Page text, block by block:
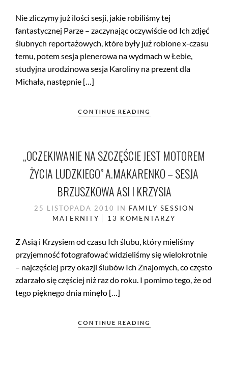
Nie zliczymy już ilości sesji, jakie robiliśmy tej
fantastycznej Parze – zaczynając oczywiście od Ich zdjęć
ślubnych reportażowych, które były już robione x-czasu
temu, potem sesja plenerowa na wydmach w Łebie,
studyjna urodzinowa sesja Karoliny na prezent dla
Michała, następnie […]
CONTINUE READING
„OCZEKIWANIE NA SZCZĘŚCIE JEST MOTOREM
ŻYCIA LUDZKIEGO” A.MAKARENKO – SESJA
BRZUSZKOWA ASI I KRZYSIA
25 LISTOPADA 2010 IN FAMILY SESSION
MATERNITY
13 KOMENTARZY
Z Asią i Krzysiem od czasu Ich ślubu, który mieliśmy
przyjemność fotografować widzieliśmy się wielokrotnie
– najczęściej przy okazji ślubów Ich Znajomych, co często
zdarzało się częściej niż raz do roku. I pomimo tego, że od
tego pięknego dnia minęło […]
CONTINUE READING